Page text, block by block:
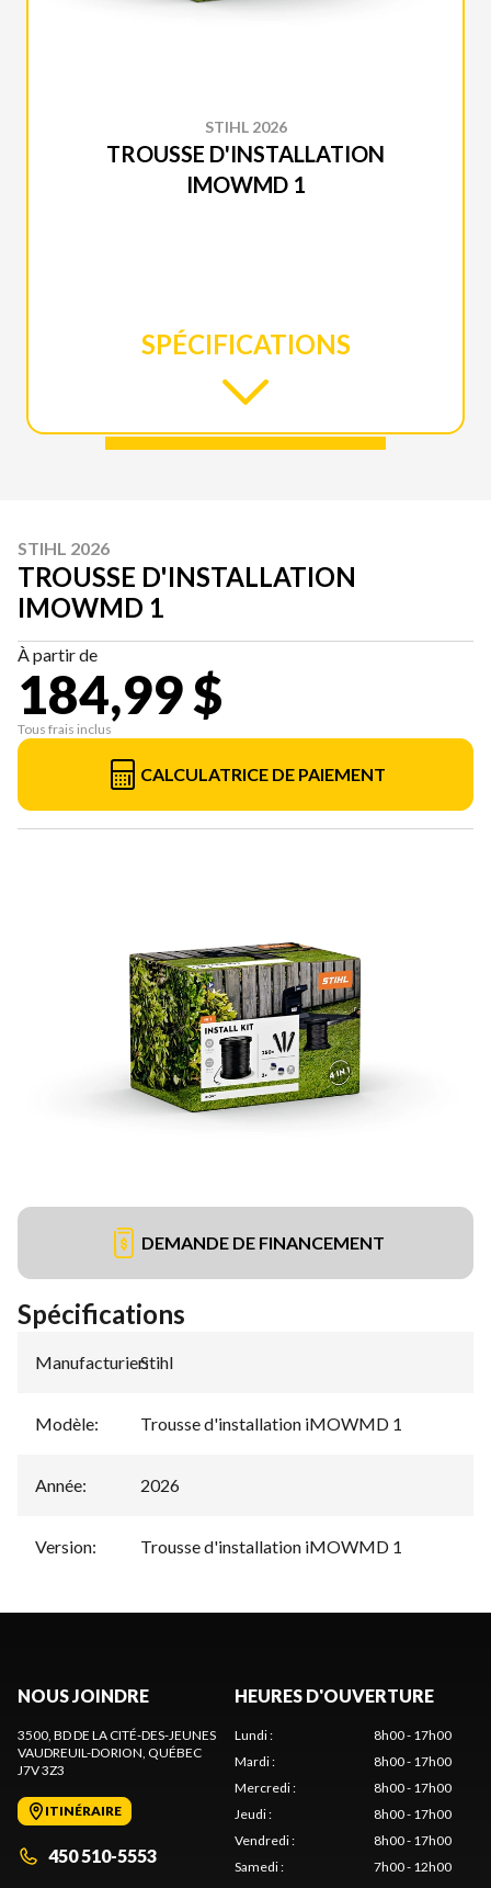
STIHL 2026
TROUSSE D'INSTALLATION
IMOWMD 1
SPÉCIFICATIONS
STIHL 2026
TROUSSE D'INSTALLATION
IMOWMD 1
À partir de
184,99 $
Tous frais inclus
CALCULATRICE DE PAIEMENT
DEMANDE DE FINANCEMENT
Spécifications
Manufacturier:
Stihl
Modèle: Trousse d'installation iMOWMD 1
Année: 2026
Version: Trousse d'installation iMOWMD 1
NOUS JOINDRE
3500, BD DE LA CITÉ-DES-JEUNES
VAUDREUIL-DORION, QUÉBEC
J7V 3Z3
ITINÉRAIRE
450 510-5553
HEURES D'OUVERTURE
Lundi:
8h00 - 17h00
Mardi:
8h00 - 17h00
Mercredi:
8h00 - 17h00
Jeudi:
8h00 - 17h00
Vendredi:
8h00 - 17h00
Samedi:
7h00 - 12h00